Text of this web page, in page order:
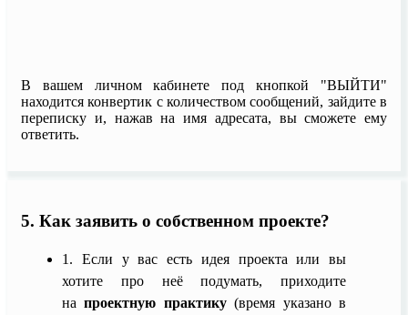
В вашем личном кабинете под кнопкой "ВЫЙТИ"
находится конвертик с количеством сообщений, зайдите в
переписку и, нажав на имя адресата, вы сможете ему
ответить.
5. Как заявить о собственном проекте?
1. Если у вас есть идея проекта или вы
хотите про неё подумать, приходите
напроектную практику(время указано в